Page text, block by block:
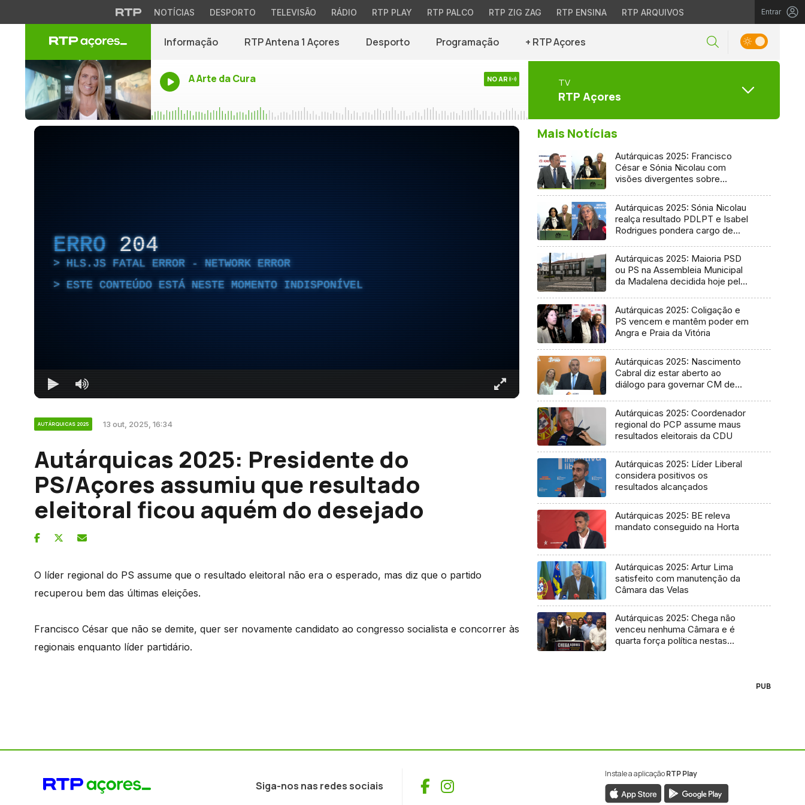
NOTÍCIAS DESPORTO TELEVISÃO RÁDIO RTP PLAY RTP PALCO RTP ZIG ZAG RTP ENSINA RTP ARQUIVOS Entrar
Informação RTP Antena 1 Açores Desporto Programação + RTP Açores
A Arte da Cura NO AR TV
RTP Açores
ERRO 204
HLS.JS FATAL ERROR - NETWORK ERROR
ESTE CONTEÚDO ESTÁ NESTE MOMENTO INDISPONÍVEL
AUTÁRQUICAS 2025 13 out, 2025, 16:34
Autárquicas 2025: Presidente do
PS/Açores assumiu que resultado
eleitoral ficou aquém do desejado
O líder regional do PS assume que o resultado eleitoral não era o esperado, mas diz que o partido
recuperou bem das últimas eleições.
Francisco César que não se demite, quer ser novamente candidato ao congresso socialista e concorrer às
regionais enquanto líder partidário.
Mais Notícias
Autárquicas 2025: Francisco
César e Sónia Nicolau com
visões divergentes sobre
Autárquicas 2025: Sónia Nicolau
realça resultado PDLPT e Isabel
Rodrigues pondera cargo de
Autárquicas 2025: Maioria PSD
ou PS na Assembleia Municipal
da Madalena decidida hoje pelo
Autárquicas 2025: Coligação e
PS vencem e mantêm poder em
Angra e Praia da Vitória
Autárquicas 2025: Nascimento
Cabral diz estar aberto ao
diálogo para governar CM de
Autárquicas 2025: Coordenador
regional do PCP assume maus
resultados eleitorais da CDU
Autárquicas 2025: Líder Liberal
considera positivos os
resultados alcançados
Autárquicas 2025: BE releva
mandato conseguido na Horta
Autárquicas 2025: Artur Lima
satisfeito com manutenção da
Câmara das Velas
Autárquicas 2025: Chega não
venceu nenhuma Câmara e é
quarta força política nestas
PUB
Siga-nos nas redes sociais Facebook
Instagram
Instale a aplicaçãoRTP Play